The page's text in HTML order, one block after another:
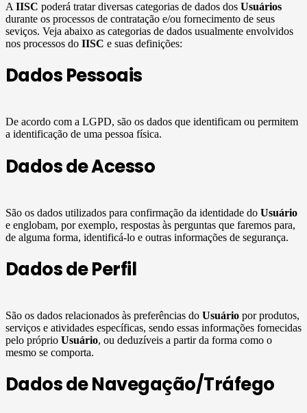
A IISC poderá tratar diversas categorias de dados dos Usuários
durante os processos de contratação e/ou fornecimento de seus
seviços. Veja abaixo as categorias de dados usualmente envolvidos
nos processos do IISC e suas definições:
Dados Pessoais
De acordo com a LGPD, são os dados que identificam ou permitem
a identificação de uma pessoa física.
Dados de Acesso
São os dados utilizados para confirmação da identidade do Usuário
e englobam, por exemplo, respostas às perguntas que faremos para,
de alguma forma, identificá-lo e outras informações de segurança.
Dados de Perfil
São os dados relacionados às preferências do Usuário por produtos,
serviços e atividades específicas, sendo essas informações fornecidas
pelo próprio Usuário, ou deduzíveis a partir da forma como o
mesmo se comporta.
Dados de Navegação/Tráfego